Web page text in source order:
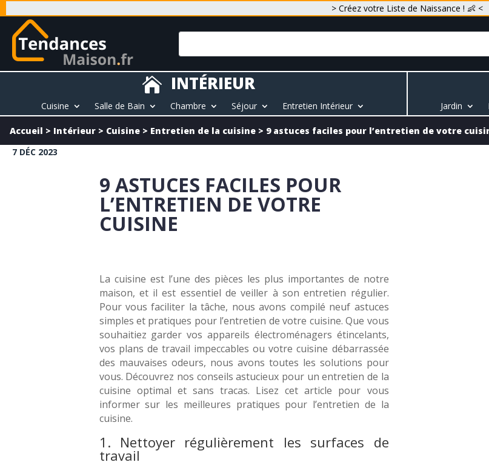
> Créez votre Liste de Naissance ! 👶 <
 INTÉRIEUR
Cuisine Salle de Bain Chambre Séjour Entretien Intérieur Jardin
Accueil > Intérieur > Cuisine > Entretien de la cuisine > 9 astuces faciles pour l’entretien de votre
7 DÉC 2023
9 ASTUCES FACILES POUR
L’ENTRETIEN DE VOTRE
CUISINE
La cuisine est l’une des pièces les plus importantes de notre
maison, et il est essentiel de veiller à son entretien régulier.
Pour vous faciliter la tâche, nous avons compilé neuf astuces
simples et pratiques pour l’entretien de votre cuisine. Que vous
souhaitiez garder vos appareils électroménagers étincelants,
vos plans de travail impeccables ou votre cuisine débarrassée
des mauvaises odeurs, nous avons toutes les solutions pour
vous. Découvrez nos conseils astucieux pour un entretien de la
cuisine optimal et sans tracas. Lisez cet article pour vous
informer sur les meilleures pratiques pour l’entretien de la
cuisine.
1. Nettoyer régulièrement les surfaces de
travail